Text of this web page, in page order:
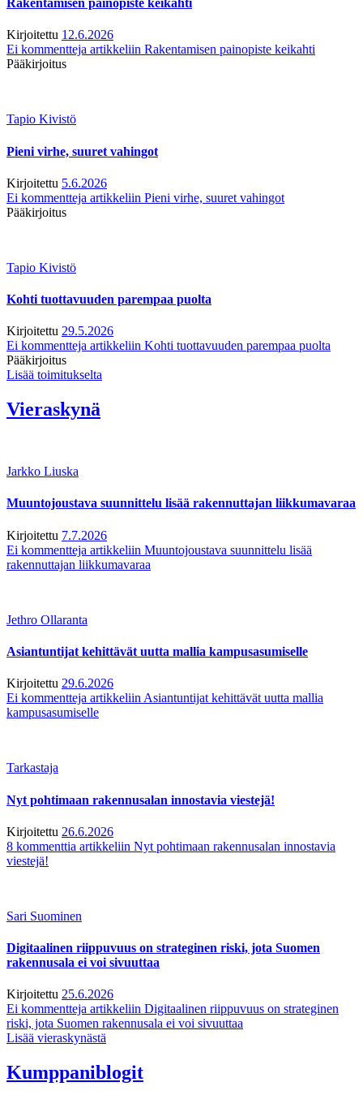
Rakentamisen painopiste keikahti
Kirjoitettu 12.6.2026
Ei kommentteja artikkeliin Rakentamisen painopiste keikahti
Pääkirjoitus
Tapio Kivistö
Pieni virhe, suuret vahingot
Kirjoitettu 5.6.2026
Ei kommentteja artikkeliin Pieni virhe, suuret vahingot
Pääkirjoitus
Tapio Kivistö
Kohti tuottavuuden parempaa puolta
Kirjoitettu 29.5.2026
Ei kommentteja artikkeliin Kohti tuottavuuden parempaa puolta
Pääkirjoitus
Lisää toimitukselta
Vieraskynä
Jarkko Liuska
Muuntojoustava suunnittelu lisää rakennuttajan liikkumavaraa
Kirjoitettu 7.7.2026
Ei kommentteja artikkeliin Muuntojoustava suunnittelu lisää
rakennuttajan liikkumavaraa
Jethro Ollaranta
Asiantuntijat kehittävät uutta mallia kampusasumiselle
Kirjoitettu 29.6.2026
Ei kommentteja artikkeliin Asiantuntijat kehittävät uutta mallia
kampusasumiselle
Tarkastaja
Nyt pohtimaan rakennusalan innostavia viestejä!
Kirjoitettu 26.6.2026
8 kommenttia artikkeliin Nyt pohtimaan rakennusalan innostavia
viestejä!
Sari Suominen
Digitaalinen riippuvuus on strateginen riski, jota Suomen
rakennusala ei voi sivuuttaa
Kirjoitettu 25.6.2026
Ei kommentteja artikkeliin Digitaalinen riippuvuus on strateginen
riski, jota Suomen rakennusala ei voi sivuuttaa
Lisää vieraskynästä
Kumppaniblogit